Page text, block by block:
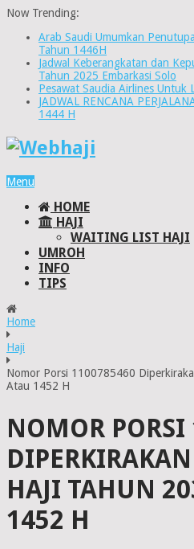
Now Trending:
Arab Saudi Umumkan
Tahun 1446H
Jadwal Keberangkatan dan
Tahun 2025 Embarkasi Solo
Pesawat Saudia Airlines Untuk
JADWAL RENCANA
1444 H
Menu
HOME
HAJI
WAITING LIST HAJI
UMROH
INFO
TIPS
Home
Haji
Nomor Porsi 1100785460
Atau 1452 H
NOMOR
HAJI TAHUN
1452 H